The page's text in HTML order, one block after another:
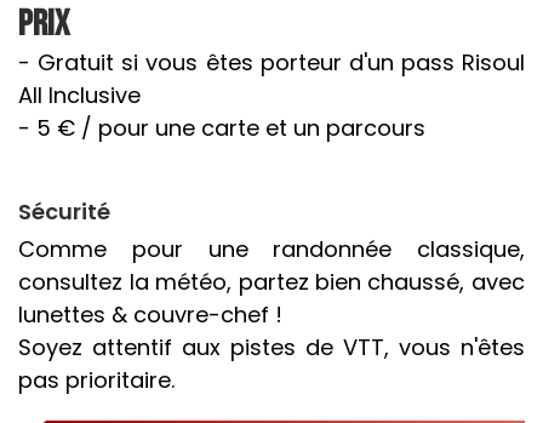
Prix
- Gratuit si vous êtes porteur d'un pass Risoul
All Inclusive
- 5 € / pour une carte et un parcours
Sécurité
Comme pour une randonnée classique,
consultez la météo, partez bien chaussé, avec
lunettes & couvre-chef !
Soyez attentif aux pistes de VTT, vous n'êtes
pas prioritaire.